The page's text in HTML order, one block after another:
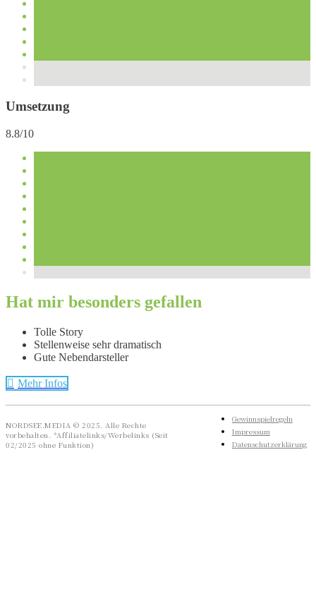
Umsetzung
8.8/10
Hat mir besonders gefallen
Tolle Story
Stellenweise sehr dramatisch
Gute Nebendarsteller
Mehr Infos
NORDSEE.MEDIA © 2025. Alle Rechte
vorbehalten. *Affiliatelinks/Werbelinks (Seit
02/2025 ohne Funktion)
Gewinnspielregeln
Impressum
Datenschutzerklärung